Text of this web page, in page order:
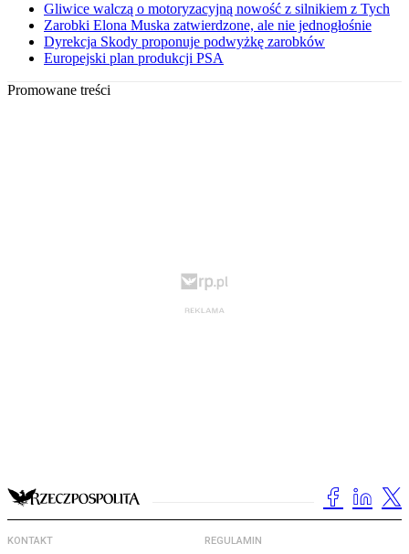
Gliwice walczą o motoryzacyjną nowość z silnikiem z Tych
Zarobki Elona Muska zatwierdzone, ale nie jednogłośnie
Dyrekcja Skody proponuje podwyżkę zarobków
Europejski plan produkcji PSA
Promowane treści
KONTAKT REGULAMIN